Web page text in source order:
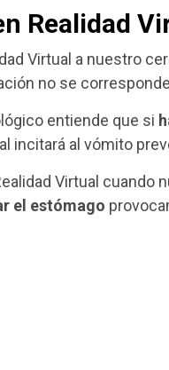
Realidad
Virtual a nuestro
no se
entiende que si
incitará al vómito
Virtual
el estómago